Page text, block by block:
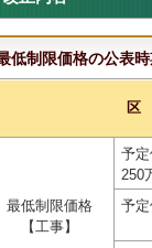
低制限価格の公表
区
最低制限価格
【工事】
予
250
予